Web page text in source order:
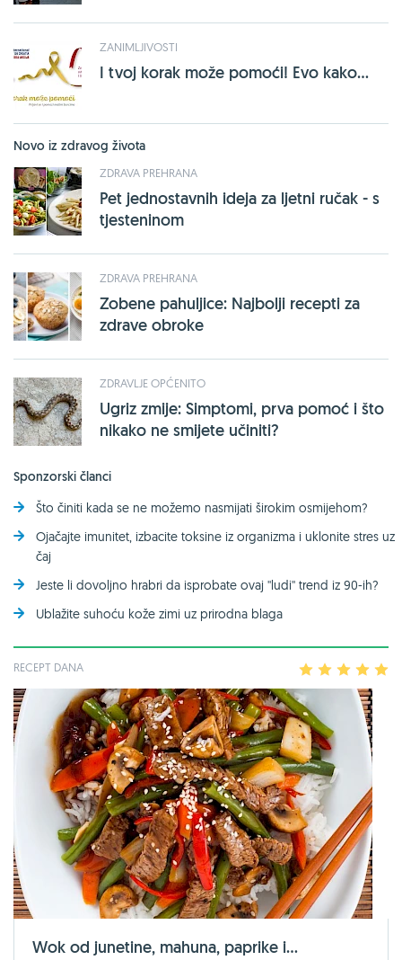
ZANIMLJIVOSTI
I tvoj korak može pomoći! Evo kako...
Novo iz zdravog života
ZDRAVA PREHRANA
Pet jednostavnih ideja za ljetni ručak - s
tjesteninom
ZDRAVA PREHRANA
Zobene pahuljice: Najbolji recepti za
zdrave obroke
ZDRAVLJE OPĆENITO
Ugriz zmije: Simptomi, prva pomoć i što
nikako ne smijete učiniti?
Sponzorski članci
Što činiti kada se ne možemo nasmijati širokim osmijehom?
Ojačajte imunitet, izbacite toksine iz organizma i uklonite stres uz
čaj
Jeste li dovoljno hrabri da isprobate ovaj ''ludi'' trend iz 90-ih?
Ublažite suhoću kože zimi uz prirodna blaga
RECEPT DANA 2 3 4
Wok od junetine, mahuna, paprike i...